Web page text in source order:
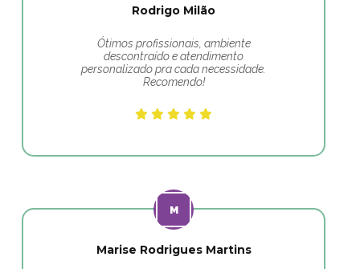
Rodrigo Milão
Ótimos profissionais, ambiente
descontraído e atendimento
personalizado pra cada necessidade.
Recomendo!
Marise Rodrigues Martins